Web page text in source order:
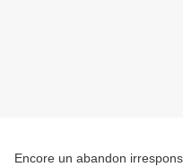
Encore un abandon